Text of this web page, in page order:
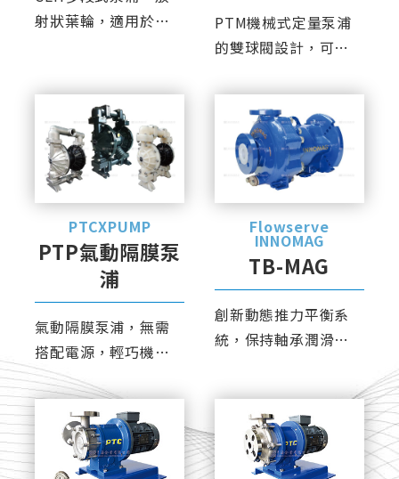
射狀葉輪，適用於倒
液體。
PTM機械式定量泵浦
的雙球閥設計，可精
泵浦頭皆一體成形，
耐壓強度高。
PTCXPUMP
PTP氣動隔膜泵
浦
氣動隔膜泵浦，無需
搭配電源，輕巧機身
可隨時隨地移動，具
防爆功能。
Flowserve
INNOMAG
TB-MAG
創新動態推力平衡系
統，保持軸承潤滑區
免氣蝕。